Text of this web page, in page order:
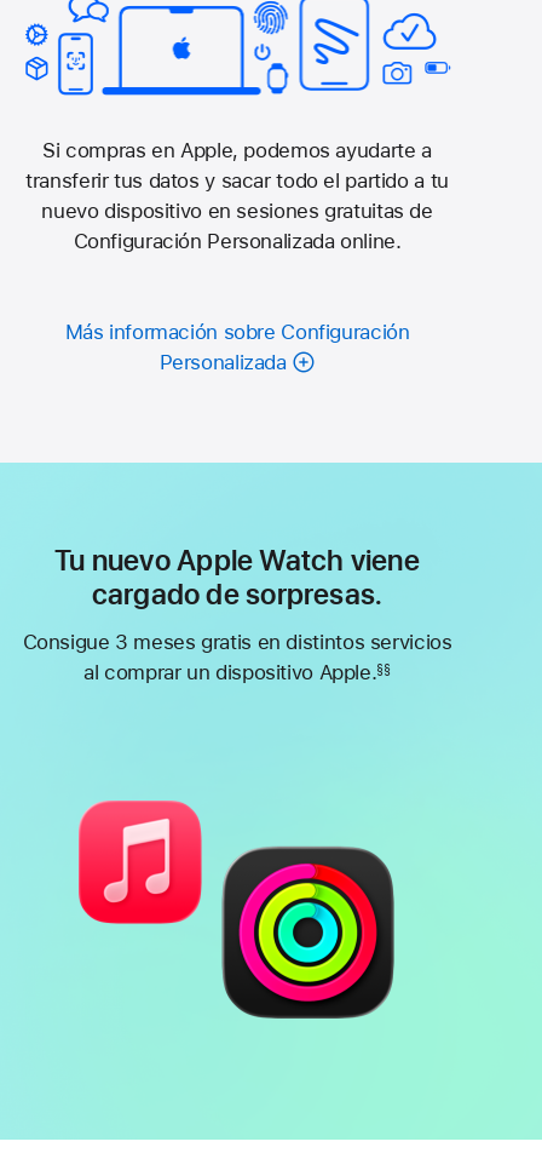
Si compras en Apple, podemos ayudarte a
transferir tus datos y sacar todo el partido a tu
nuevo dispositivo en sesiones gratuitas de
Configuración Personalizada online.
Más información sobre Configuración
Personalizada
Tu nuevo Apple Watch viene
cargado de sorpresas.
Consigue 3 meses gratis en distintos servicios
al comprar un dispositivo Apple.§§